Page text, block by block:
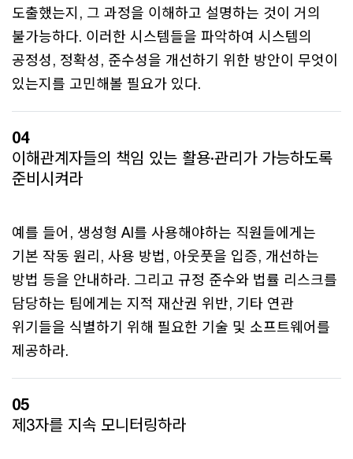
도출했는지, 그 과정을 이해하고 설명하는 것이 거의
불가능하다. 이러한 시스템들을 파악하여 시스템의
공정성, 정확성, 준수성을 개선하기 위한 방안이 무엇이
있는지를 고민해볼 필요가 있다.
04
이해관계자들의 책임 있는 활용·관리가 가능하도록
준비시켜라
예를 들어, 생성형 AI를 사용해야하는 직원들에게는
기본 작동 원리, 사용 방법, 아웃풋을 입증, 개선하는
방법 등을 안내하라. 그리고 규정 준수와 법률 리스크를
담당하는 팀에게는 지적 재산권 위반, 기타 연관
위기들을 식별하기 위해 필요한 기술 및 소프트웨어를
제공하라.
05
제3자를 지속 모니터링하라